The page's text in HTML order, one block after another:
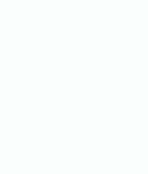
mellem leder og
ingen